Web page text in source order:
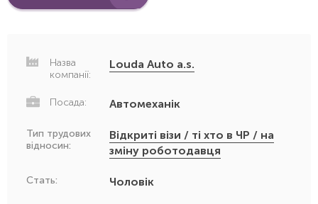
Назва
компанії:
Louda Auto a.s.
Посада: Автомеханік
Тип трудових
відносин:
Відкриті візи / ті хто в ЧР / на
зміну роботодавця
Стать: Чоловік